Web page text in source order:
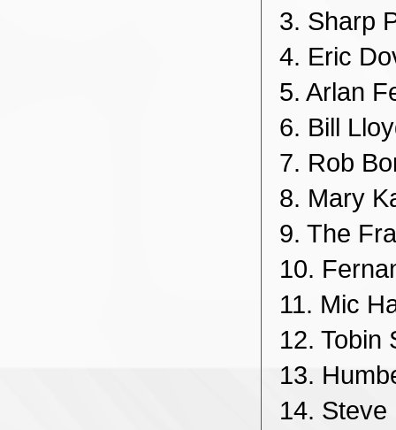
3. Sharp
4. Eric
5. Arlan
6. Bill
7. Rob
8. Mary
9. The
10.
11. Mic
12. Tobin
13.
14. Steve